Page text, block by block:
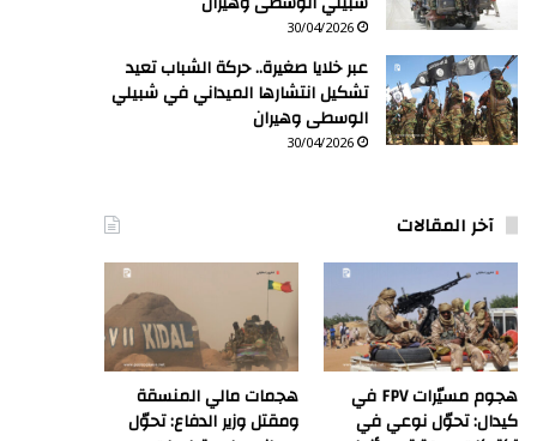
30/04/2026
عبر خلايا صغيرة.. حركة الشباب تعيد
تشكيل انتشارها الميداني في شبيلي
الوسطى وهيران
30/04/2026
آخر المقالات
هجوم مسيّرات FPV في
كيدال: تحوّل نوعي في
هجمات مالي المنسقة
ومقتل وزير الدفاع: تحوّل